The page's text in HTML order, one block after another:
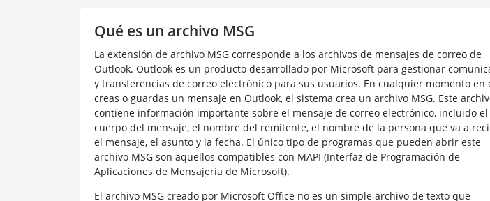
Qué es un archivo MSG
La extensión de archivo MSG corresponde a los archivos de mensajes de correo de
Outlook. Outlook es un producto desarrollado por Microsoft para gestionar
y transferencias de correo electrónico para sus usuarios. En cualquier momento en
creas o guardas un mensaje en Outlook, el sistema crea un archivo MSG. Este
contiene información importante sobre el mensaje de correo electrónico, incluido el
cuerpo del mensaje, el nombre del remitente, el nombre de la persona que va a
el mensaje, el asunto y la fecha. El único tipo de programas que pueden abrir este
archivo MSG son aquellos compatibles con MAPI (Interfaz de Programación de
Aplicaciones de Mensajería de Microsoft).
El archivo MSG creado por Microsoft Office no es un simple archivo de texto que